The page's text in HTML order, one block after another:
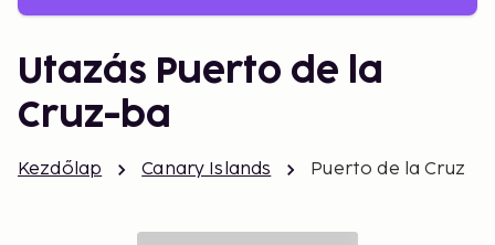
Utazás Puerto de la
Cruz-ba
Kezdőlap Canary Islands Puerto de la Cruz